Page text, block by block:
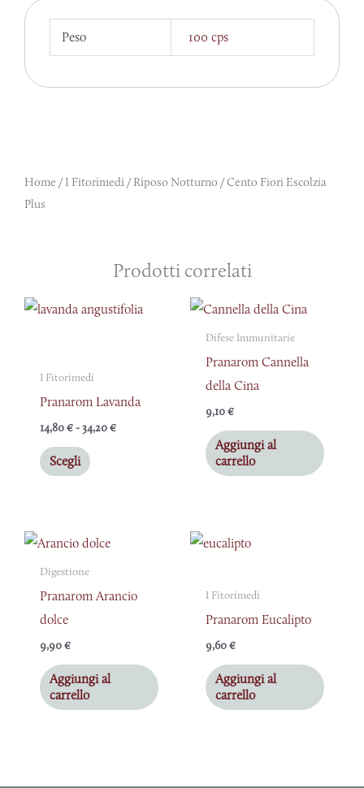
Peso 100 cps
Home /I Fitorimedi /Riposo Notturno / Cento Fiori Escolzia
Plus
Prodotti correlati
I Fitorimedi
Pranarom Lavanda
14,80€ -34,20€
Fascia
di
Scegli
Questo
più
varianti.
Le
nella
del
Difese Immunitarie
Pranarom Cannella
della Cina
9,10€
Aggiungi al
carrello
Digestione
Pranarom Arancio
dolce
9,90€
Aggiungi al
carrello
I Fitorimedi
Pranarom Eucalipto
9,60€
Aggiungi al
carrello